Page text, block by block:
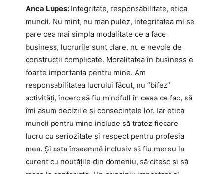
Anca Lupes: Integritate, responsabilitate, etica
muncii. Nu mint, nu manipulez, integritatea mi se
pare cea mai simpla modalitate de a face
business, lucrurile sunt clare, nu e nevoie de
construcții complicate. Moralitatea în business e
foarte importanta pentru mine. Am
responsabilitatea lucrului făcut, nu “bifez”
activități, încerc să fiu mindfull în ceea ce fac, să
îmi asum deciziile și consecințele lor. Iar etica
muncii pentru mine include să tratez fiecare
lucru cu seriozitate și respect pentru profesia
mea. Și asta înseamnă inclusiv să fiu mereu la
curent cu noutățile din domeniu, să citesc și să